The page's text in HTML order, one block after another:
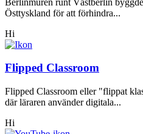
Östtyskland för att förhindra...
Hi
Flipped Classroom
Flipped Classroom eller "flippat
där läraren använder digitala...
Hi